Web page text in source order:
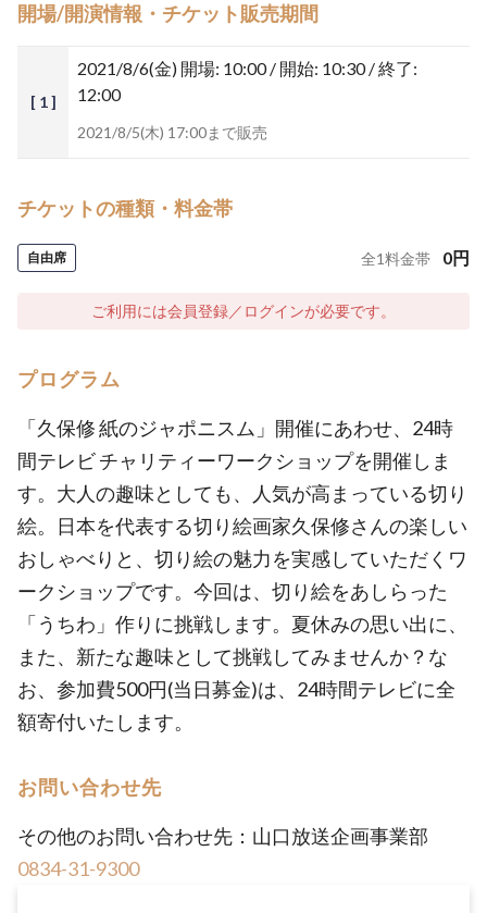
開場/開演情報・チケット販売期間
[ 1 ]
2021/8/6(金) 開場: 10:00 / 開始: 10:30 / 終了:
12:00
2021/8/5(木) 17:00まで販売
チケットの種類・料金帯
自由席 全1料金帯 0円
ご利用には会員登録／ログインが必要です。
プログラム
「久保修 紙のジャポニスム」開催にあわせ、24時
間テレビ チャリティーワークショップを開催しま
す。大人の趣味としても、人気が高まっている切り
絵。日本を代表する切り絵画家久保修さんの楽しい
おしゃべりと、切り絵の魅力を実感していただくワ
ークショップです。今回は、切り絵をあしらった
「うちわ」作りに挑戦します。夏休みの思い出に、
また、新たな趣味として挑戦してみませんか？な
お、参加費500円(当日募金)は、24時間テレビに全
額寄付いたします。
お問い合わせ先
その他のお問い合わせ先：山口放送企画事業部
0834-31-9300